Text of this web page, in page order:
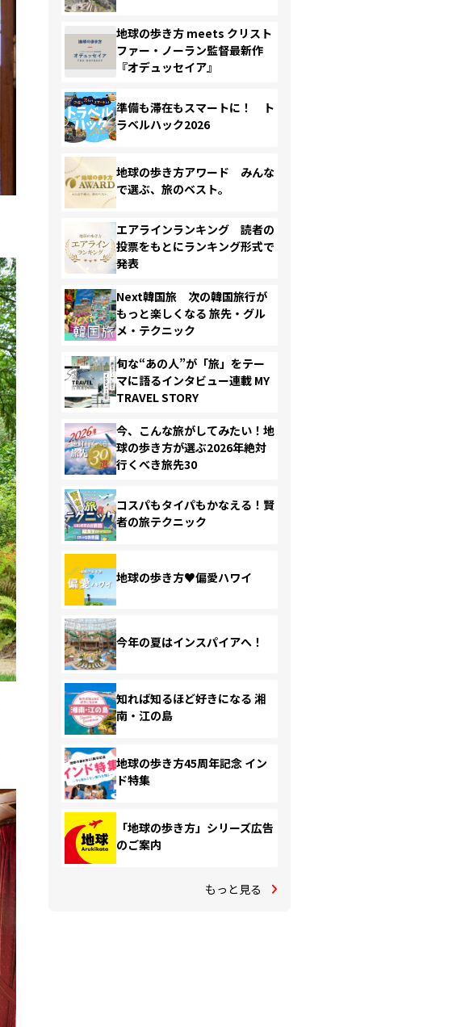
地球の歩き方 meets クリスト
ファー・ノーラン監督最新作
『オデュッセイア』
準備も滞在もスマートに！ ト
ラベルハック2026
地球の歩き方アワード みんな
で選ぶ、旅のベスト。
エアラインランキング 読者の
投票をもとにランキング形式で
発表
Next韓国旅 次の韓国旅行が
もっと楽しくなる 旅先・グル
メ・テクニック
旬な“あの人”が「旅」をテー
マに語るインタビュー連載 MY
TRAVEL STORY
今、こんな旅がしてみたい！地
球の歩き方が選ぶ2026年絶対
行くべき旅先30
コスパもタイパもかなえる！賢
者の旅テクニック
地球の歩き方♥偏愛ハワイ
今年の夏はインスパイアへ！
知れば知るほど好きになる 湘
南・江の島
地球の歩き方45周年記念 イン
ド特集
「地球の歩き方」シリーズ広告
のご案内
もっと見る